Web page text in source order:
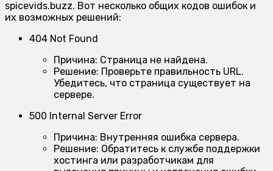
spicevids.buzz. Вот несколько общих кодов ошибок и
их возможных решений:
404 Not Found
Причина: Страница не найдена.
Решение: Проверьте правильность URL.
Убедитесь, что страница существует на
сервере.
500 Internal Server Error
Причина: Внутренняя ошибка сервера.
Решение: Обратитесь к службе поддержки
хостинга или разработчикам для